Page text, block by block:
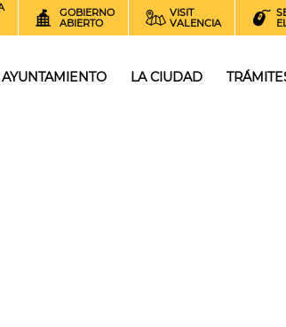
GOBIERNO
ABIERTO
VISIT
VALENCIA
AYUNTAMIENTO LA CIUDAD